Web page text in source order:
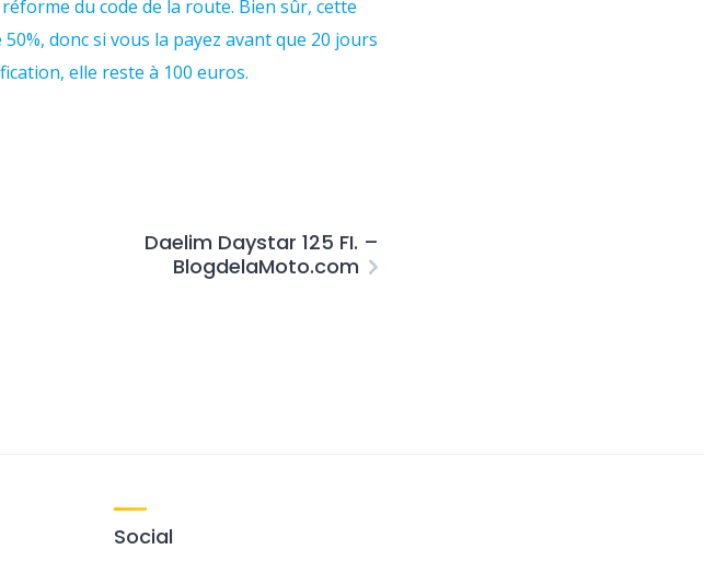
du code de la route. Bien sûr, cette
donc si vous la payez avant que 20 jours
elle reste à 100 euros.
Daelim Daystar 125 FI. –
BlogdelaMoto.com
Social